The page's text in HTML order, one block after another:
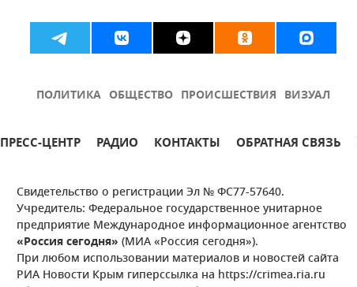
ПОЛИТИКА ОБЩЕСТВО ПРОИСШЕСТВИЯ ВИЗУАЛ
ПРЕСС-ЦЕНТР РАДИО КОНТАКТЫ ОБРАТНАЯ СВЯЗЬ
Свидетельство о регистрации Эл № ФС77-57640.
Учредитель: Федеральное государственное унитарное
предприятие Международное информационное агентство
«Россия сегодня» (МИА «Россия сегодня»).
При любом использовании материалов и новостей сайта
РИА Новости Крым гиперссылка на https://crimea.ria.ru